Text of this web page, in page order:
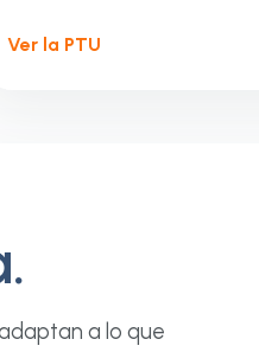
Ver la PTU
a lo que